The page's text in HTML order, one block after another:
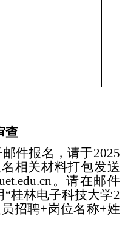
查
件报名，请于2025
相关材料打包发送
。请在邮件
桂林电子科技大学2
招聘+岗位名称+姓